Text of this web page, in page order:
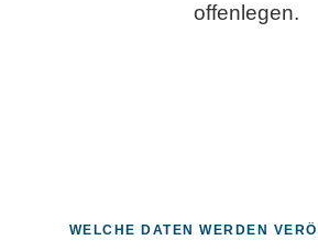
offenlegen.
WELCHE DATEN WERDEN